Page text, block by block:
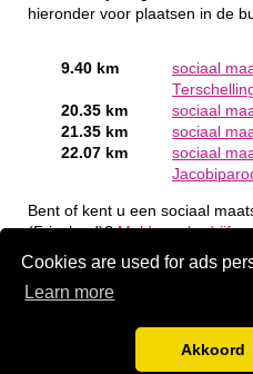
Cookies are used for ads
Learn more
Akkoord
hieronder voor plaatsen in de
9.40 km
sociaal
20.35 km
sociaal
21.35 km
sociaal
22.07 km
sociaal
Bent of kent u een sociaal
(Friesland)?Meld een bedrijf